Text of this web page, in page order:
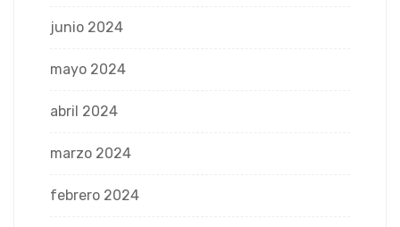
junio 2024
mayo 2024
abril 2024
marzo 2024
febrero 2024